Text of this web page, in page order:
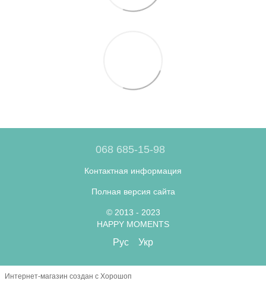
068 685-15-98
Контактная информация
Полная версия сайта
© 2013 - 2023
HAPPY MOMENTS
Рус Укр
Интернет-магазин создан с Хорошоп